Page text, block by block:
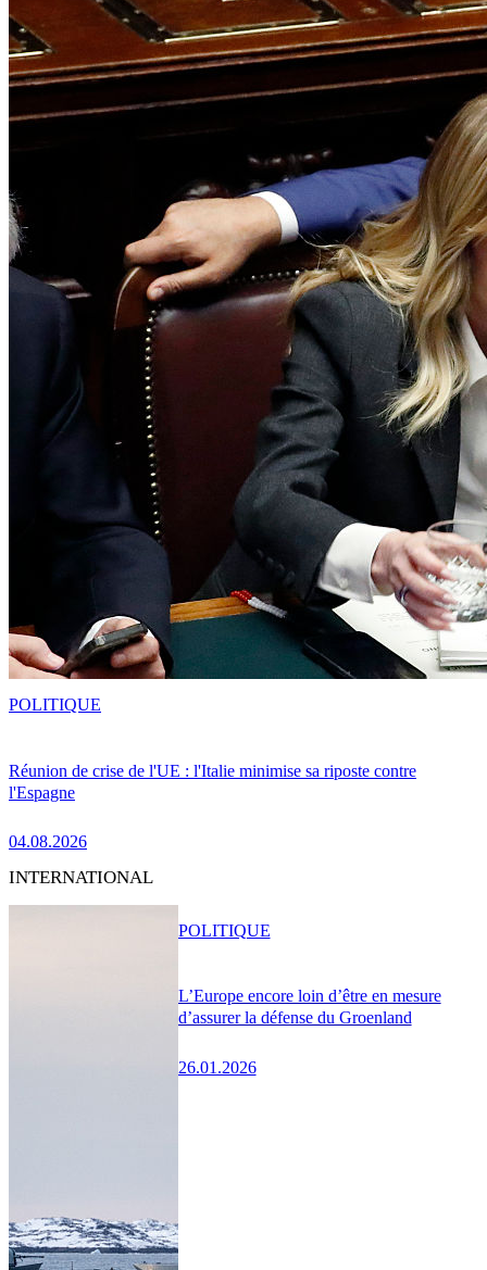
Réunion de crise de l'UE : l'Italie minimise sa riposte contre
l'Espagne
04.08.2026
POLITIQUE
INTERNATIONAL
L’Europe encore loin d’être en mesure
d’assurer la défense du Groenland
26.01.2026
POLITIQUE